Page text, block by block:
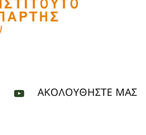
ΑΚΟΛΟΥΘΗΣΤΕ ΜΑΣ